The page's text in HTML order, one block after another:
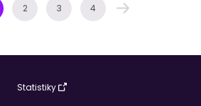
2 3 4
Statistiky